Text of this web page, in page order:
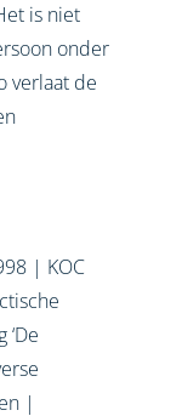
is niet
onder
verlaat de
| KOC
|